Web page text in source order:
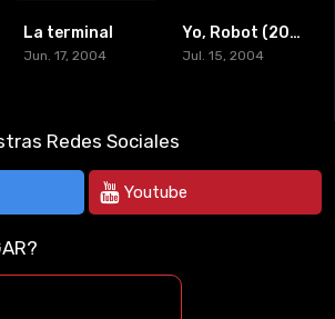
La terminal
Jun. 17, 2004
Yo, Robot (2004) [BR-RIP] [HD-1080p]
Jul. 15, 2004
Redes Sociales
Youtube